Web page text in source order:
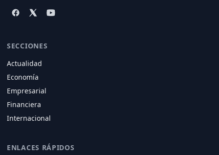
SECCIONES
Actualidad
Economía
Empresarial
Financiera
Internacional
ENLACES RÁPIDOS